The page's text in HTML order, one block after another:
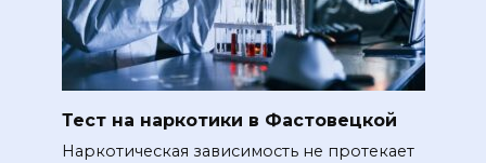
Тест на наркотики в Фастовецкой
Наркотическая зависимость не протекает